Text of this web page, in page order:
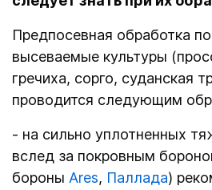
Предпосевная обработка
высеваемые культуры
гречиха, сорго, суданская
проводится следующим
- на сильно уплотненных
вслед за покровным
бороны Ares, Паллада)